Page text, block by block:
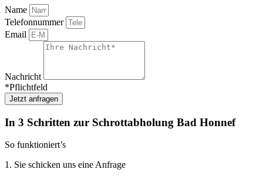
Name
Telefonnummer
Email
Nachricht
*Pflichtfeld
Jetzt anfragen
In 3 Schritten zur Schrottabholung Bad Honnef
So funktioniert’s
1. Sie schicken uns eine Anfrage